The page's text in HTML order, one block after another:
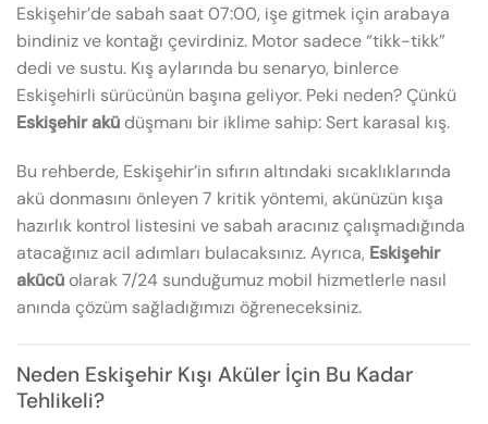
Eskişehir’de sabah saat 07:00, işe gitmek için arabaya
bindiniz ve kontağı çevirdiniz. Motor sadece “tikk-tikk”
dedi ve sustu. Kış aylarında bu senaryo, binlerce
Eskişehirli sürücünün başına geliyor. Peki neden? Çünkü
Eskişehir aküdüşmanı bir iklime sahip: Sert karasal kış.
Bu rehberde, Eskişehir’in sıfırın altındaki sıcaklıklarında
akü donmasını önleyen 7 kritik yöntemi, akünüzün kışa
hazırlık kontrol listesini ve sabah aracınız çalışmadığında
atacağınız acil adımları bulacaksınız. Ayrıca, Eskişehir
akücü olarak 7/24 sunduğumuz mobil hizmetlerle nasıl
anında çözüm sağladığımızı öğreneceksiniz.
Neden Eskişehir Kışı Aküler İçin Bu Kadar
Tehlikeli?